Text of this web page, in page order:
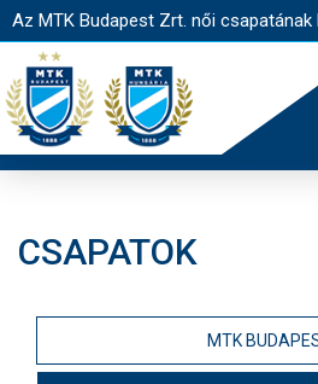
Az MTK Budapest Zrt. női
JEGYÉRTÉKESÍTÉS
EGYESÜLET
CSAPATOK
MTK